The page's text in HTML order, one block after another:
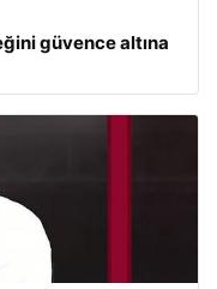
güvence altına